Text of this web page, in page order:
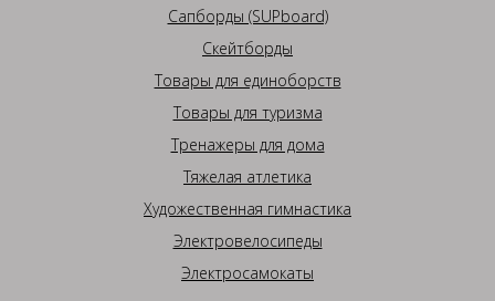
Сапборды (SUPboard)
Скейтборды
Товары для единоборств
Товары для туризма
Тренажеры для дома
Тяжелая атлетика
Художественная гимнастика
Электровелосипеды
Электросамокаты